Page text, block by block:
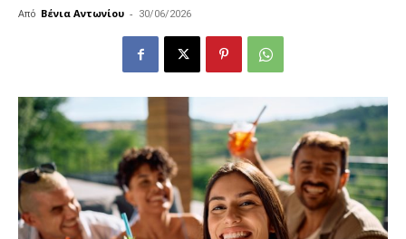
Από Βένια Αντωνίου - 30/06/2026